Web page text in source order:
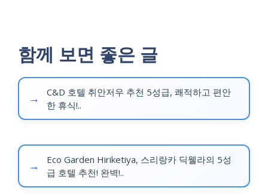
씨뷰
발코니/테라스
함께 보면 좋은 글
C&D 호텔 취안저우 추천 5성급, 쾌적하고 편안
한 휴식!..
Eco Garden Hiriketiya, 스리랑카 딕웰라의 5성
급 호텔 추천! 완벽!..